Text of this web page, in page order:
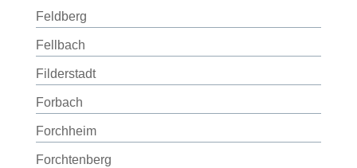
Feldberg
Fellbach
Filderstadt
Forbach
Forchheim
Forchtenberg